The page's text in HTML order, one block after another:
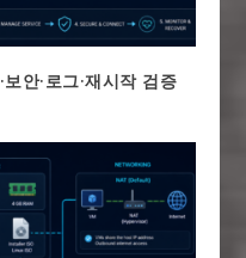
안·로그·재시작 검증